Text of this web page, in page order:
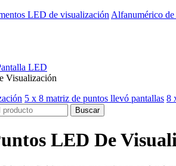
LED de visualización Alfanumérico
LED
Visualización
5 x 8 matriz de puntos llevó pantallas 8
LED De